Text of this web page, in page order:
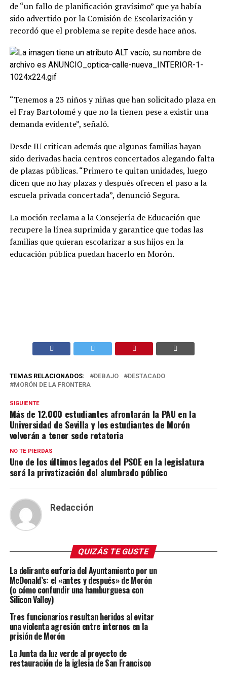
de “un fallo de planificación gravísimo” que ya había
sido advertido por la Comisión de Escolarización y
recordó que el problema se repite desde hace años.
“Tenemos a 23 niños y niñas que han solicitado plaza en
el Fray Bartolomé y que no la tienen pese a existir una
demanda evidente”, señaló.
Desde IU critican además que algunas familias hayan
sido derivadas hacia centros concertados alegando falta
de plazas públicas. “Primero te quitan unidades, luego
dicen que no hay plazas y después ofrecen el paso a la
escuela privada concertada”, denunció Segura.
La moción reclama a la Consejería de Educación que
recupere la línea suprimida y garantice que todas las
familias que quieran escolarizar a sus hijos en la
educación pública puedan hacerlo en Morón.
TEMAS RELACIONADOS: DEBAJO
DESTACADO
MORÓN DE LA FRONTERA
SIGUIENTE
Más de 12.000 estudiantes afrontarán la PAU en la
Universidad de Sevilla y los estudiantes de Morón
volverán a tener sede rotatoria
NO TE PIERDAS
Uno de los últimos legados del PSOE en la legislatura
será la privatización del alumbrado público
Redacción
QUIZÁS TE GUSTE
La delirante euforia del Ayuntamiento por un
McDonald’s: el «antes y después» de Morón
(o cómo confundir una hamburguesa con
Silicon Valley)
Tres funcionarios resultan heridos al evitar
una violenta agresión entre internos en la
prisión de Morón
La Junta da luz verde al proyecto de
restauración de la iglesia de San Francisco